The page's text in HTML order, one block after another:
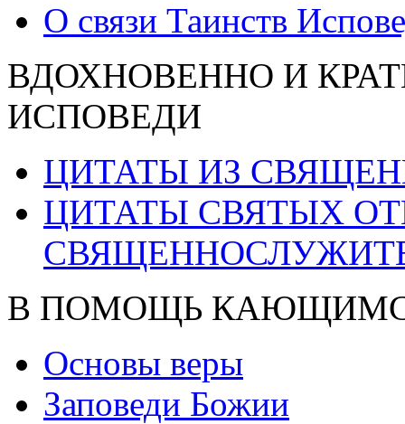
О связи Таинств
ВДОХНОВЕННО И
ИСПОВЕДИ
ЦИТАТЫ ИЗ
ЦИТАТЫ СВЯТЫХ
В ПОМОЩЬ
Основы веры
Заповеди Божии